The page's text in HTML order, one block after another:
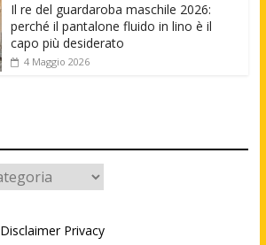
Il re del guardaroba maschile 2026:
perché il pantalone fluido in lino è il
capo più desiderato
4 Maggio 2026
Disclaimer Privacy